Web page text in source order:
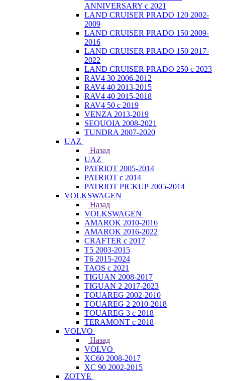
ANNIVERSARY с 2021
LAND CRUISER PRADO 120 2002-
2009
LAND CRUISER PRADO 150 2009-
2016
LAND CRUISER PRADO 150 2017-
2022
LAND CRUISER PRADO 250 с 2023
RAV4 30 2006-2012
RAV4 40 2013-2015
RAV4 40 2015-2018
RAV4 50 с 2019
VENZA 2013-2019
SEQUOIA 2008-2021
TUNDRA 2007-2020
UAZ
Назад
UAZ
PATRIOT 2005-2014
PATRIOT с 2014
PATRIOT PICKUP 2005-2014
VOLKSWAGEN
Назад
VOLKSWAGEN
AMAROK 2010-2016
AMAROK 2016-2022
CRAFTER с 2017
T5 2003-2015
T6 2015-2024
TAOS с 2021
TIGUAN 2008-2017
TIGUAN 2 2017-2023
TOUAREG 2002-2010
TOUAREG 2 2010-2018
TOUAREG 3 с 2018
TERAMONT с 2018
VOLVO
Назад
VOLVO
XC60 2008-2017
XC 90 2002-2015
ZOTYE